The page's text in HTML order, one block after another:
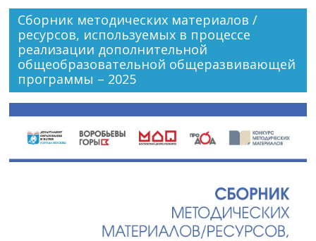
Сборник методических материалов /
ресурсов, используемых в процессе
реализации дополнительной
общеобразовательной общеразвивающей
программы – 2025